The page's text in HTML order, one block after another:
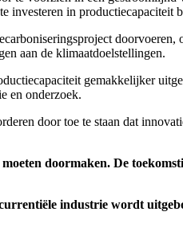
investeren in productiecapaciteit
aan de klimaatdoelstellingen.
gemakkelijker
en onderzoek.
door toe te staan dat
doormaken. De
industrie wordt